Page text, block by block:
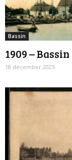
Bassin
1909 – Bassin
18 december 2025